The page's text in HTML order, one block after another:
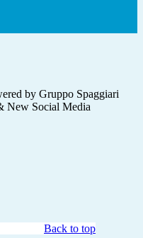
by Gruppo Spaggiari
New Social Media
Back to top